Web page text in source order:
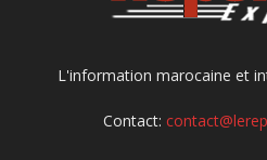
L'information marocaine et
Contact: